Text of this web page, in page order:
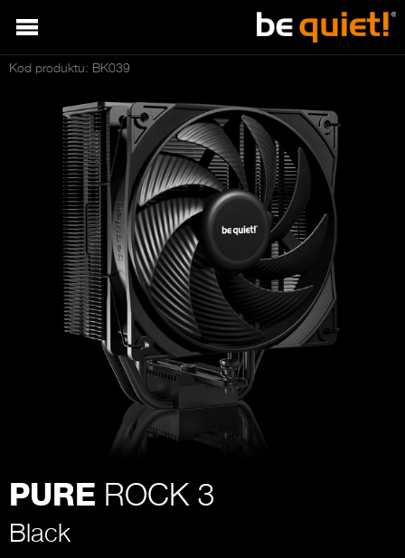
Kod produktu: BK039
PURE ROCK 3
Black